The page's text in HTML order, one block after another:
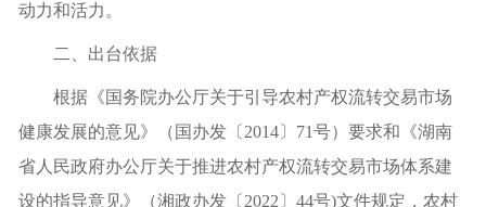
动力和活力。
二、出台依据
根据《国务院办公厅关于引导农村产权流转交易市场
健康发展的意见》（国办发〔 2014〕71号）要求和《湖南
省人民政府办公厅关于推进农村产权流转交易市场体系建
设的指导意见》（湘政办发〔2022〕44号)文件规定，农村